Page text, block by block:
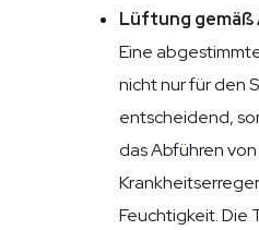
Lüftung gemäß
Eine
nicht nur für den
entscheidend,
das Abführen von
Feuchtigkeit. Die